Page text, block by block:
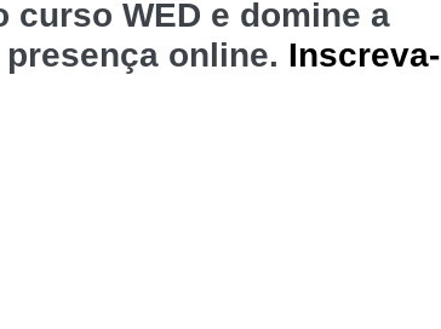
curso WED e domine a
online. Inscreva-